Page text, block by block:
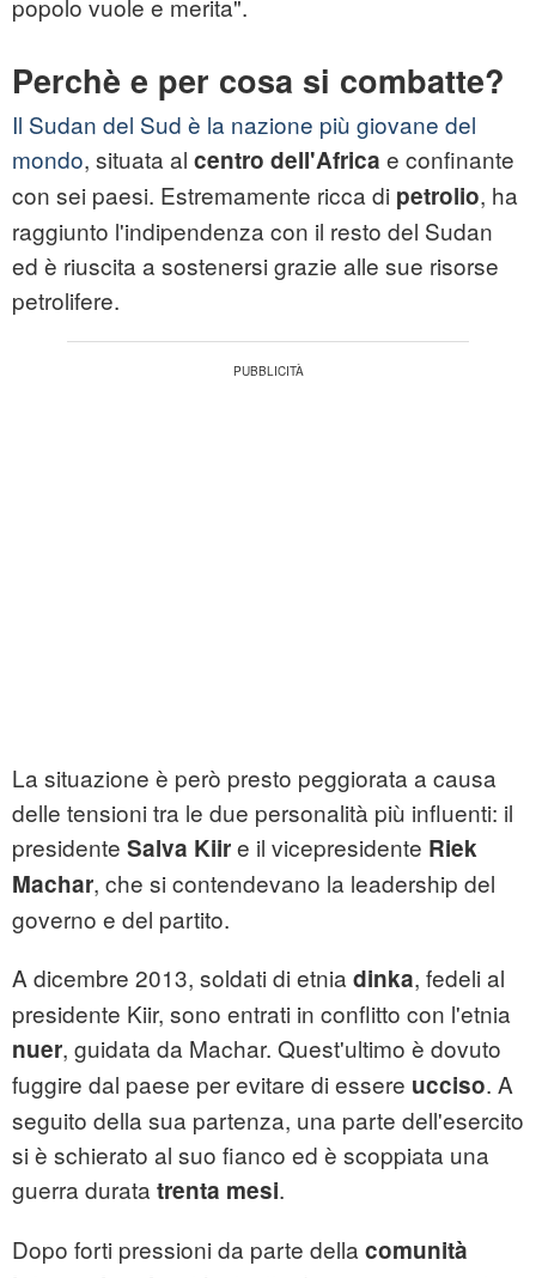
popolo vuole e merita".
Perchè e per cosa si combatte?
Il Sudan del Sud è la nazione più giovane del
mondo, situata al centro dell'Africa e confinante
con sei paesi. Estremamente ricca di petrolio, ha
raggiunto l'indipendenza con il resto del Sudan
ed è riuscita a sostenersi grazie alle sue risorse
petrolifere.
La situazione è però presto peggiorata a causa
delle tensioni tra le due personalità più influenti: il
presidente Salva Kiire il vicepresidente Riek
Machar, che si contendevano la leadership del
governo e del partito.
A dicembre 2013, soldati di etnia dinka, fedeli al
presidente Kiir, sono entrati in conflitto con l'etnia
nuer, guidata da Machar. Quest'ultimo è dovuto
fuggire dal paese per evitare di essere ucciso. A
seguito della sua partenza, una parte dell'esercito
si è schierato al suo fianco ed è scoppiata una
guerra durata trenta mesi.
Dopo forti pressioni da parte della comunità